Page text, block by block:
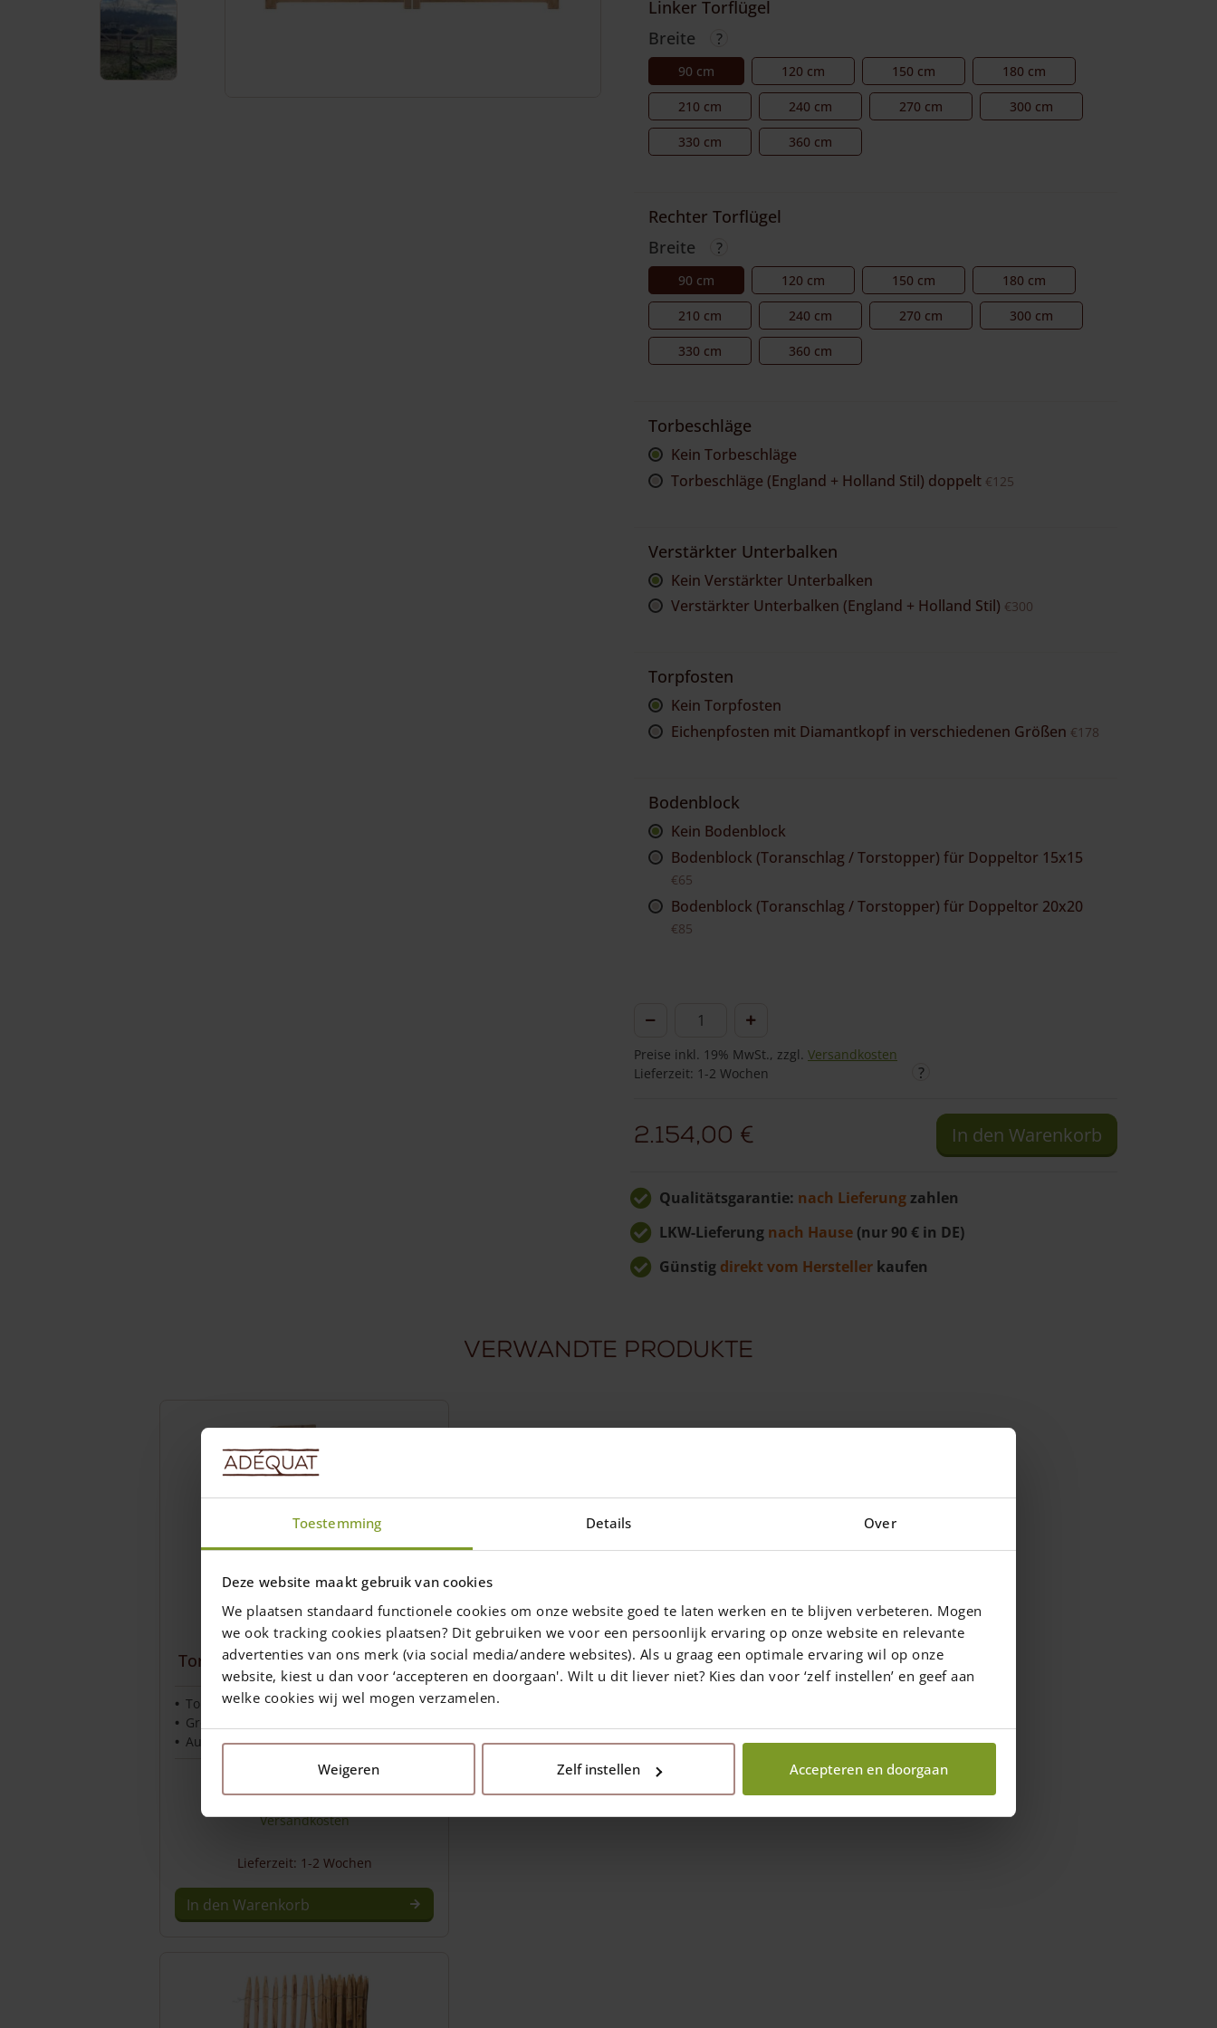
Toestemming Details Over
Deze website maakt gebruik van cookies
We plaatsen standaard functionele cookies om onze website goed te laten werken en te blijven verbeteren. Mogen
we ook tracking cookies plaatsen? Dit gebruiken we voor een persoonlijk ervaring op onze website en relevante
advertenties van ons merk (via social media/andere websites). Als u graag een optimale ervaring wil op onze
website, kiest u dan voor ‘accepteren en doorgaan'. Wilt u dit liever niet? Kies dan voor ‘zelf instellen’ en geef aan
welke cookies wij wel mogen verzamelen.
Weigeren Zelf instellen Accepteren en doorgaan
Linker Torflügel
Breite
90 cm 120 cm 150 cm 180 cm
210 cm 240 cm 270 cm 300 cm
330 cm 360 cm
Rechter Torflügel
Breite
90 cm 120 cm 150 cm 180 cm
210 cm 240 cm 270 cm 300 cm
330 cm 360 cm
Torbeschläge
Kein Torbeschläge
Torbeschläge (England + Holland Stil) doppelt €125
Verstärkter Unterbalken
Kein Verstärkter Unterbalken
Verstärkter Unterbalken (England + Holland Stil) €300
Torpfosten
Kein Torpfosten
Eichenpfosten mit Diamantkopf in verschiedenen Größen €178
Bodenblock
Kein Bodenblock
Bodenblock (Toranschlag / Torstopper) für Doppeltor 15x15
€65
Bodenblock (Toranschlag / Torstopper) für Doppeltor 20x20
€85
Holländisches
mit
doppelt
Preise inkl. 19% MwSt., zzgl. Versandkosten
Lieferzeit: 1-2 Wochen
2.154,00 € In den Warenkorb
Qualitätsgarantie: nach Lieferungzahlen
LKW-Lieferung nach Hause (nur 90 € in DE)
Günstig direkt vom Hersteller kaufen
Verwandte Produkte
Bodenblock (Toranschlag /
Torstopper) für Doppeltor 20×20
Toranschlag / Torstopper
Größe: 20 x 20 x 40 (cm)
Auflaufstütze für Doppeltore
85,00€
Preise inkl. 19% MwSt., zzgl.
Versandkosten
Lieferzeit: 1-2 Wochen
In den Warenkorb